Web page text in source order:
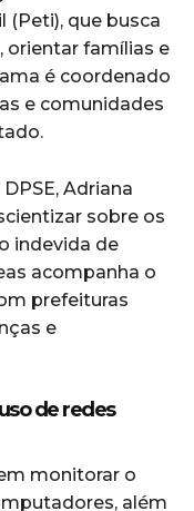
(Peti), que busca
orientar famílias e
é coordenado
e comunidades
Adriana
sobre os
indevida de
acompanha o
prefeituras
e
de redes
monitorar o
além